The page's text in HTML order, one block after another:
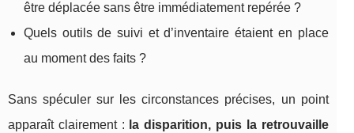
être déplacée sans être immédiatement repérée ?
Quels outils de suivi et d’inventaire étaient en place
au moment des faits ?
Sans spéculer sur les circonstances précises, un point
apparaît clairement : la disparition, puis la retrouvaille